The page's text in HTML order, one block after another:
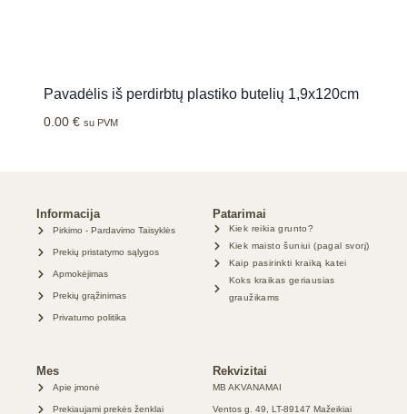
Pavadėlis iš perdirbtų plastiko butelių 1,9x120cm
0.00 € su PVM
Informacija
Pirkimo - Pardavimo Taisyklės
Prekių pristatymo sąlygos
Apmokėjimas
Prekių grąžinimas
Privatumo politika
Patarimai
Kiek reikia grunto?
Kiek maisto šuniui (pagal svorį)
Kaip pasirinkti kraiką katei
Koks kraikas geriausias
graužikams
Mes
Apie įmonė
Prekiaujami prekės ženklai
Rekvizitai
MB AKVANAMAI
Ventos g. 49, LT-89147 Mažeikiai